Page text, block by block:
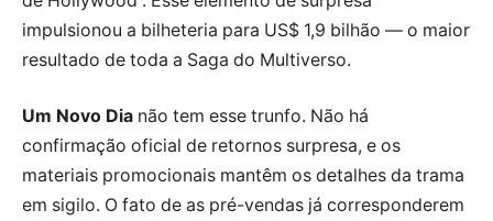
impulsionou a bilheteria para US$ 1,9 bilhão — o maior
resultado de toda a Saga do Multiverso.
Um Novo Dia não tem esse trunfo. Não há
confirmação oficial de retornos surpresa, e os
materiais promocionais mantêm os detalhes da trama
em sigilo. O fato de as pré-vendas já corresponderem